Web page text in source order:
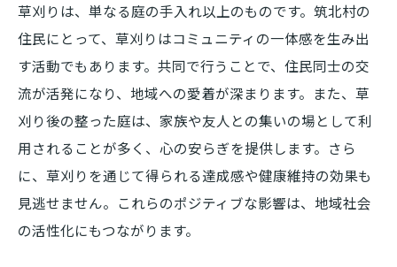
草刈りは、単なる庭の手入れ以上のものです。筑北村の
住民にとって、草刈りはコミュニティの一体感を生み出
す活動でもあります。共同で行うことで、住民同士の交
流が活発になり、地域への愛着が深まります。また、草
刈り後の整った庭は、家族や友人との集いの場として利
用されることが多く、心の安らぎを提供します。さら
に、草刈りを通じて得られる達成感や健康維持の効果も
見逃せません。これらのポジティブな影響は、地域社会
の活性化にもつながります。